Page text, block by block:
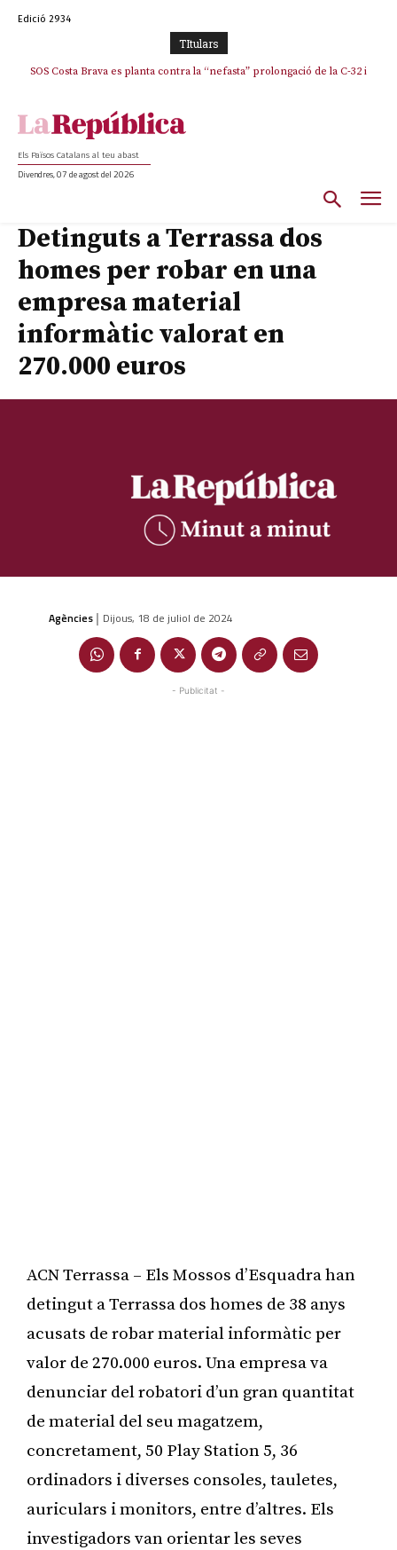
Edició 2934
TItulars
SOS Costa Brava es planta contra la “nefasta” prolongació de la C-32 i
La memòria viva de Josep Sunyol uneix l’esport i la cultura en un emotiu
Els Països Catalans al teu abast
Divendres, 07 de agost del 2026
Detinguts a Terrassa dos
homes per robar en una
empresa material
informàtic valorat en
270.000 euros
Agències | Dijous, 18 de juliol de 2024
- Publicitat -
ACN Terrassa – Els Mossos d’Esquadra han
detingut a Terrassa dos homes de 38 anys
acusats de robar material informàtic per
valor de 270.000 euros. Una empresa va
denunciar del robatori d’un gran quantitat
de material del seu magatzem,
concretament, 50 Play Station 5, 36
ordinadors i diverses consoles, tauletes,
auriculars i monitors, entre d’altres. Els
investigadors van orientar les seves